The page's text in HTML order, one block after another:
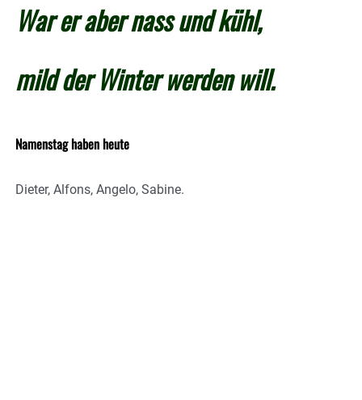
War er aber nass und kühl,
mild der Winter werden will.
Namenstag haben heute
Dieter, Alfons, Angelo, Sabine.